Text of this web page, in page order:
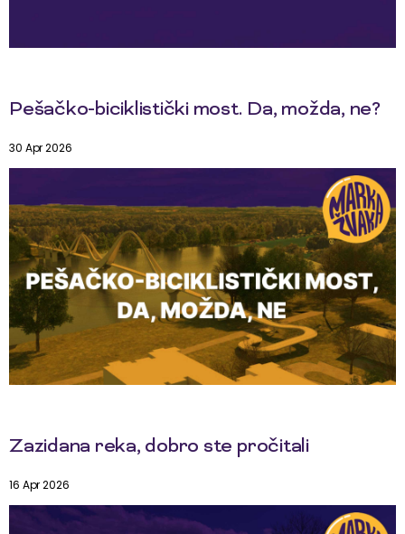
Pešačko-biciklistički most. Da, možda, ne?
30 Apr 2026
Zazidana reka, dobro ste pročitali
16 Apr 2026